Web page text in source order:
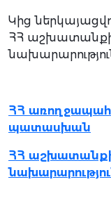
Կից
ՀՀ աշխատանքի
ՀՀ
պատասխան
ՀՀ